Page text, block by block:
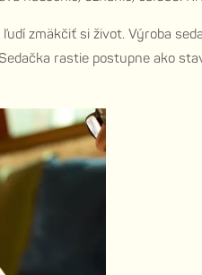
zmäkčiť si život. Výroba
rastie postupne ako